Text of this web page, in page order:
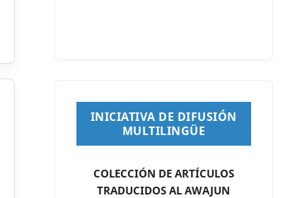
INICIATIVA DE DIFUSIÓN
MULTILINGÜE
COLECCIÓN DE ARTÍCULOS
TRADUCIDOS AL AWAJUN